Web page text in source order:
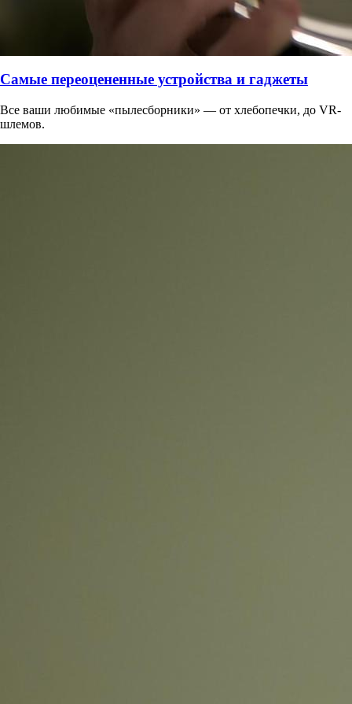
Самые переоцененные устройства и гаджеты
Все ваши любимые «пылесборники» — от хлебопечки, до VR-
шлемов.